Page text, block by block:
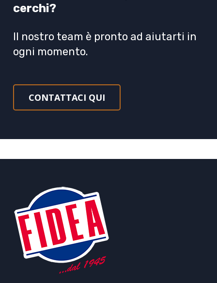
cerchi?
Il nostro team è pronto ad aiutarti in
ogni momento.
CONTATTACI QUI